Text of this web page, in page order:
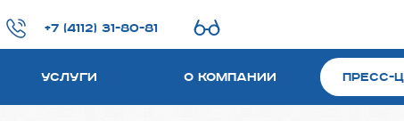
+7 (4112) 31-80-81
Услуги О компании Пресс-